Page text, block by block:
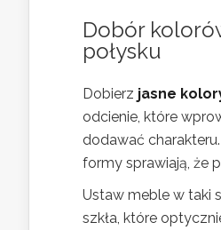
Dobór
połysku
Dobierz jasne
odcienie, które
dodawać
formy sprawiają, że
Ustaw meble w taki
szkła, które